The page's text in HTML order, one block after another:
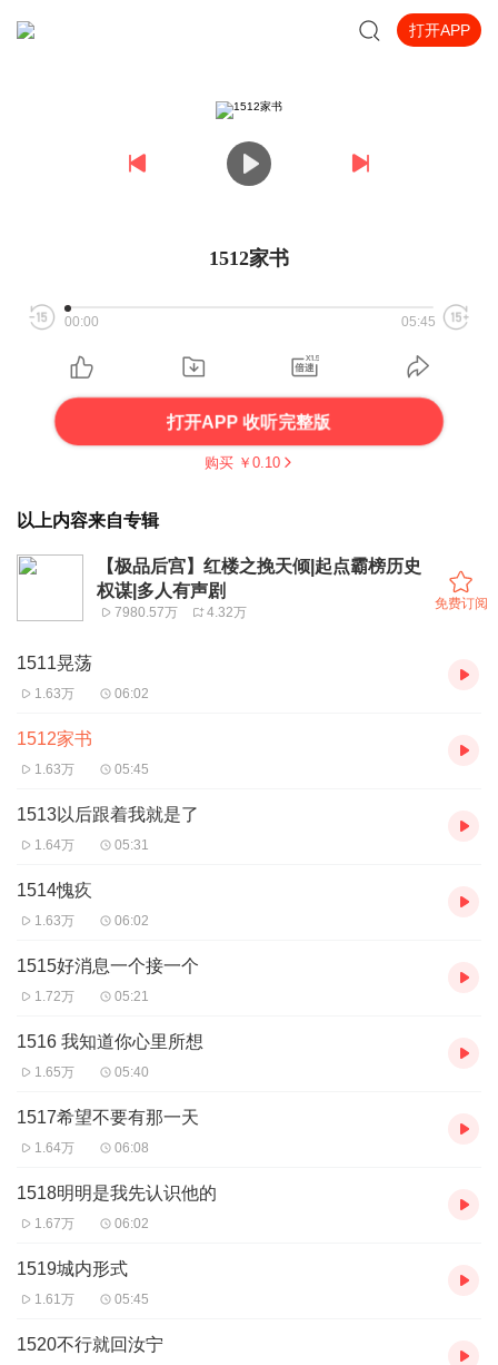
打开APP
1512家书
00:00 05:45
打开APP 收听完整版
购买 ￥ 0.10
以上内容来自专辑
【极品后宫】红楼之挽天倾|起点霸榜历史
权谋|多人有声剧
7980.57万 4.32万
免费订阅
1511晃荡
1.63万 06:02
1512家书
1.63万 05:45
1513以后跟着我就是了
1.64万 05:31
1514愧疚
1.63万 06:02
1515好消息一个接一个
1.72万 05:21
1516 我知道你心里所想
1.65万 05:40
1517希望不要有那一天
1.64万 06:08
1518明明是我先认识他的
1.67万 06:02
1519城内形式
1.61万 05:45
1520不行就回汝宁